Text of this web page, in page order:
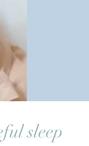
sleep